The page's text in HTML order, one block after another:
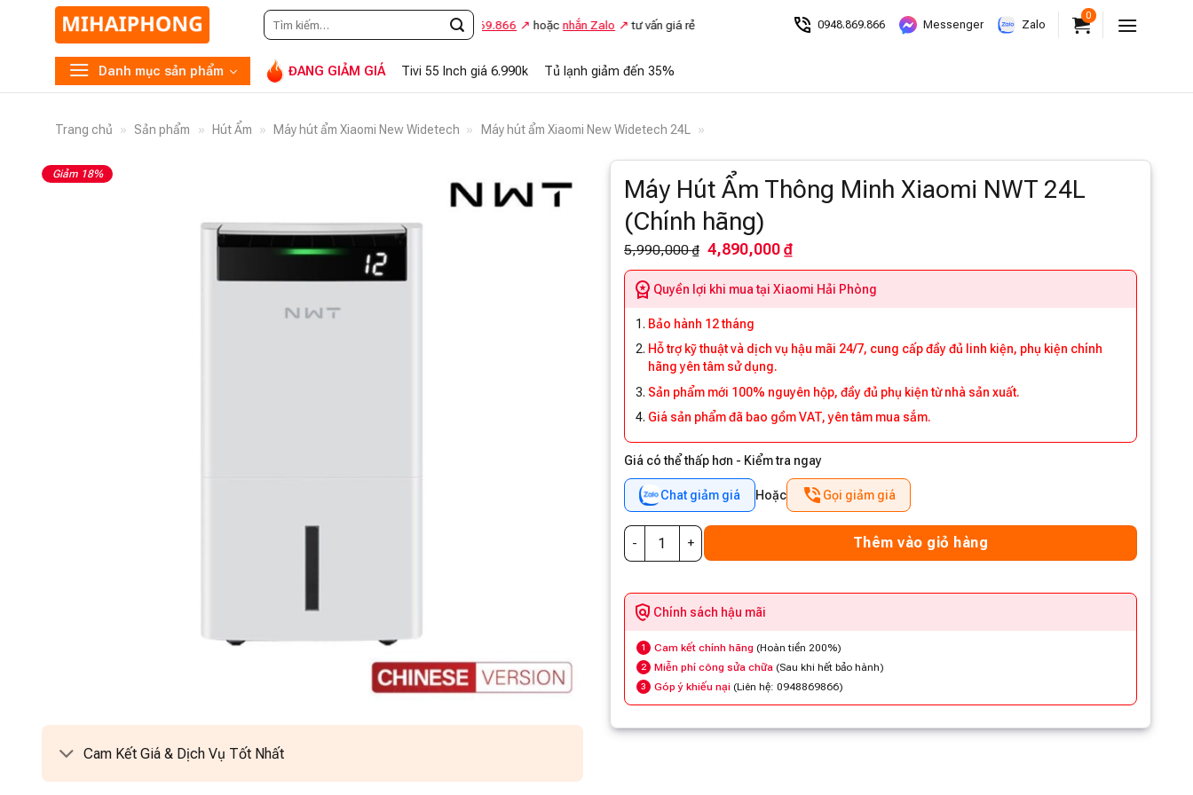
Tìm
kiếm:
0948.869.866 hoặc nhắn Zalo tư vấn giá rẻ 0948.869.866 Messenger Zalo
0
Danh mục sản phẩm ĐANG GIẢM GIÁ Tivi 55 Inch giá 6.990k Tủ lạnh giảm đến 35%
Trang chủ » Sản phẩm » Hút Ẩm » Máy hút ẩm Xiaomi New Widetech » Máy hút ẩm Xiaomi New Widetech 24L »
Giảm 18%
Cam Kết Giá & Dịch Vụ Tốt Nhất
Máy Hút Ẩm Thông Minh Xiaomi NWT 24L
(Chính hãng)
5,990,000 ₫ 4,890,000 ₫
Quyền lợi khi mua tại Xiaomi Hải Phòng
Bảo hành 12 tháng
Hỗ trợ kỹ thuật và dịch vụ hậu mãi 24/7, cung cấp đầy đủ linh kiện, phụ kiện chính
hãng yên tâm sử dụng.
Sản phẩm mới 100% nguyên hộp, đầy đủ phụ kiện từ nhà sản xuất.
Giá sản phẩm đã bao gồm VAT, yên tâm mua sắm.
Giá có thể thấp hơn - Kiểm tra ngay
Chat giảm giá Hoặc Gọi giảm giá
Thêm vào giỏ hàng
Chính sách hậu mãi
1 Cam kết chính hãng (Hoàn tiền 200%)
2 Miễn phí công sửa chữa (Sau khi hết bảo hành)
3 Góp ý khiếu nại (Liên hệ: 0948869866)